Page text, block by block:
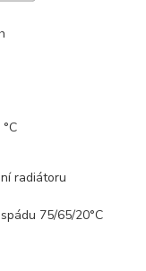
radiátoru
75/65/20°C